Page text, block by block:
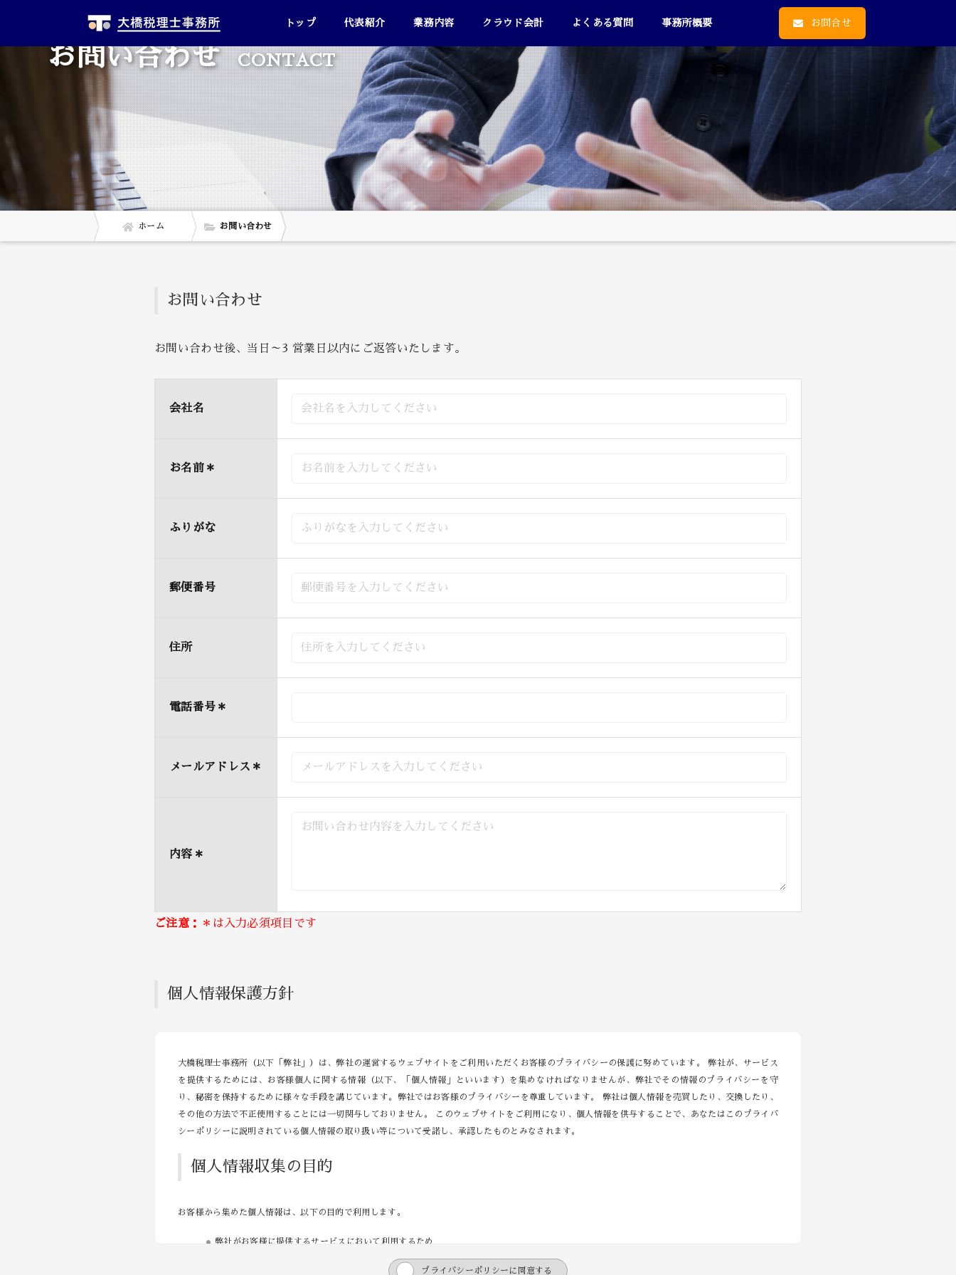
トップ 代表紹介 業務内容 クラウド会計 よくある質問 事務所概要 お問合せ
お問い合わせ CONTACT
ホーム お問い合わせ
お問い合わせ
お問い合わせ後、当日～3 営業日以内にご返答いたします。
会社名
お名前＊
ふりがな
郵便番号
住所
電話番号 ＊
メールアドレス ＊
内容＊
ご注意： ＊は入力必須項目です
個人情報保護方針
大橋税理士事務所（以下「弊社」）は、弊社の運営するウェブサイトをご利用いただくお客様のプライバシーの保護に努めています。 弊社が、サービス
を提供するためには、お客様個人に関する情報（以下、「個人情報」といいます）を集めなければなりませんが、弊社でその情報のプライバシーを守
り、秘密を保持するために様々な手段を講じています。弊社ではお客様のプライバシーを尊重しています。 弊社は個人情報を売買したり、交換したり、
その他の方法で不正使用することには一切関与しておりません。 このウェブサイトをご利用になり、個人情報を供与することで、あなたはこのプライバ
シーポリシーに説明されている個人情報の取り扱い等について受諾し、承認したものとみなされます。
個人情報収集の目的
お客様から集めた個人情報は、以下の目的で利用します。
弊社がお客様に提供するサービスにおいて利用するため
お客様に合ったサービスや新しい商品などの情報を的確にお知らせするため
プライバシーポリシーに同意する